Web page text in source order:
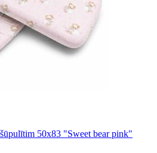
50x83 "Sweet bear pink"